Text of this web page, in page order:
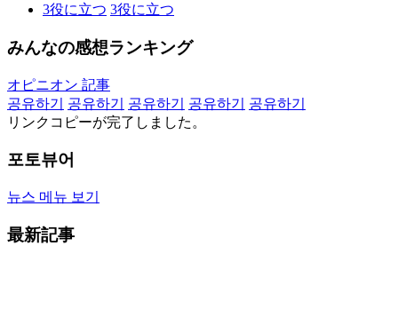
3役に立つ 3役に立つ
みんなの感想ランキング
オピニオン 記事
공유하기
공유하기 공유하기 공유하기
공유하기
リンクコピーが完了しました。
포토뷰어
뉴스 메뉴 보기
最新記事